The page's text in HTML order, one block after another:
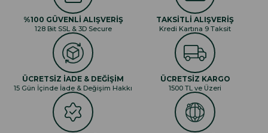
%100 GÜVENLİ ALIŞVERİŞ
128 Bit SSL & 3D Secure
TAKSİTLİ ALIŞVERİŞ
Kredi Kartına 9 Taksit
ÜCRETSİZ İADE & DEĞİŞİM
15 Gün İçinde İade & Değişim Hakkı
ÜCRETSİZ KARGO
1500 TL ve Üzeri